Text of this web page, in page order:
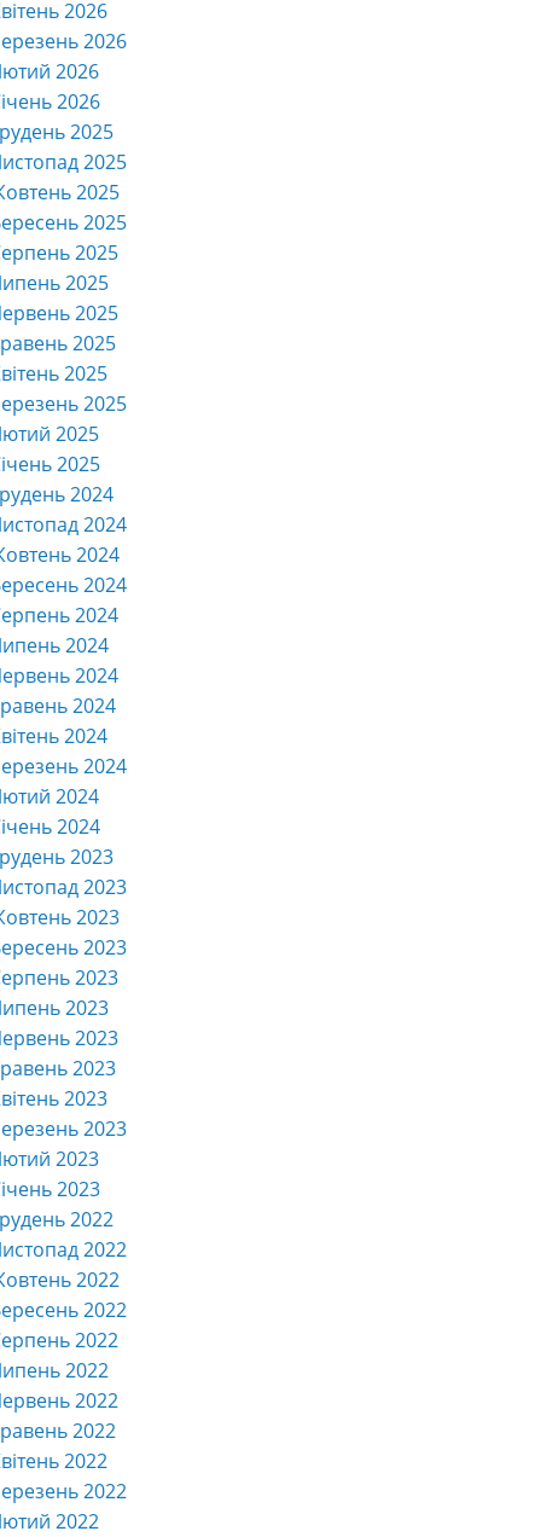
2026
2026
2026
2026
2025
2025
2025
2025
2025
2025
2025
2025
2025
2025
2025
2025
2024
2024
2024
2024
2024
2024
2024
2024
2024
2024
2024
2024
2023
2023
2023
2023
2023
2023
2023
2023
2023
2023
2023
2023
2022
2022
2022
2022
2022
2022
2022
2022
2022
2022
2022